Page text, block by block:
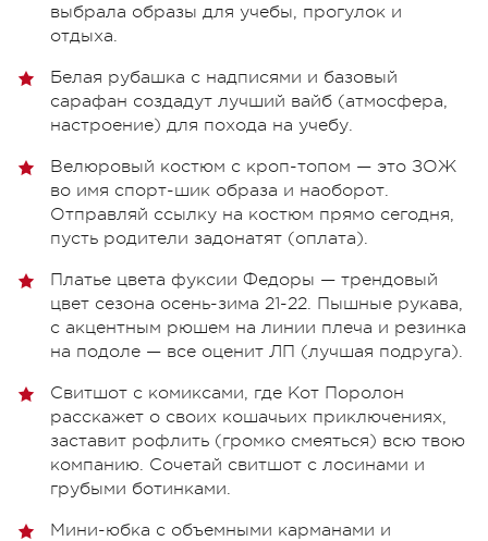
выбрала образы для учебы, прогулок и
отдыха.
Белая рубашка с надписями и базовый
сарафан создадут лучший вайб (атмосфера,
настроение) для похода на учебу.
Велюровый костюм с кроп-топом — это ЗОЖ
во имя спорт-шик образа и наоборот.
Отправляй ссылку на костюм прямо сегодня,
пусть родители задонатят (оплата).
Платье цвета фуксии Федоры — трендовый
цвет сезона осень-зима 21-22. Пышные рукава,
с акцентным рюшем на линии плеча и резинка
на подоле — все оценит ЛП (лучшая подруга).
Свитшот с комиксами, где Кот Поролон
расскажет о своих кошачьих приключениях,
заставит рофлить (громко смеяться) всю твою
компанию. Сочетай свитшот с лосинами и
грубыми ботинками.
Мини-юбка с объемными карманами и